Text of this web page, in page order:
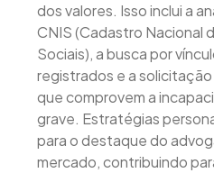
dos valores. Isso inclui a
CNIS (Cadastro Nacional
Sociais), a busca por
registrados e a
que comprovem a
grave. Estratégias
para o destaque do
mercado, contribuindo